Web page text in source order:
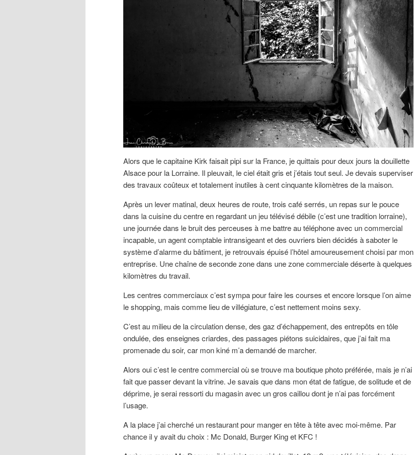
Alors que le capitaine Kirk faisait pipi sur la France, je quittais pour deux jours la douillette
Alsace pour la Lorraine. Il pleuvait, le ciel était gris et j’étais tout seul. Je devais superviser
des travaux coûteux et totalement inutiles à cent cinquante kilomètres de la maison.
Après un lever matinal, deux heures de route, trois café serrés, un repas sur le pouce
dans la cuisine du centre en regardant un jeu télévisé débile (c’est une tradition lorraine),
une journée dans le bruit des perceuses à me battre au téléphone avec un commercial
incapable, un agent comptable intransigeant et des ouvriers bien décidés à saboter le
système d’alarme du bâtiment, je retrouvais épuisé l’hôtel amoureusement choisi par mon
entreprise. Une chaîne de seconde zone dans une zone commerciale déserte à quelques
kilomètres du travail.
Les centres commerciaux c’est sympa pour faire les courses et encore lorsque l’on aime
le shopping, mais comme lieu de villégiature, c’est nettement moins sexy.
C’est au milieu de la circulation dense, des gaz d’échappement, des entrepôts en tôle
ondulée, des enseignes criardes, des passages piétons suicidaires, que j’ai fait ma
promenade du soir, car mon kiné m’a demandé de marcher.
Alors oui c’est le centre commercial où se trouve ma boutique photo préférée, mais je n’ai
fait que passer devant la vitrine. Je savais que dans mon état de fatigue, de solitude et de
déprime, je serai ressorti du magasin avec un gros caillou dont je n’ai pas forcément
l’usage.
A la place j’ai cherché un restaurant pour manger en tête à tête avec moi-même. Par
chance il y avait du choix : Mc Donald, Burger King et KFC !